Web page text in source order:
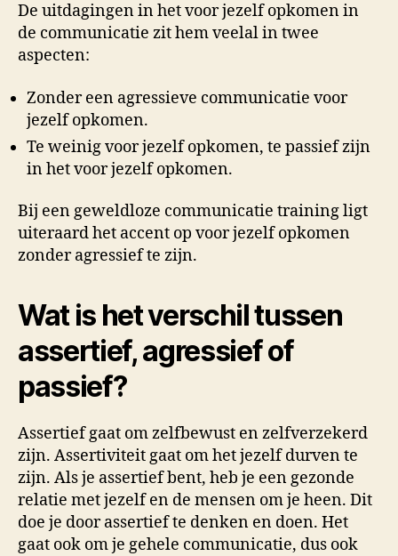
De uitdagingen in het voor jezelf opkomen in
de communicatie zit hem veelal in twee
aspecten:
Zonder een agressieve communicatie voor
jezelf opkomen.
Te weinig voor jezelf opkomen, te passief zijn
in het voor jezelf opkomen.
Bij een geweldloze communicatie training ligt
uiteraard het accent op voor jezelf opkomen
zonder agressief te zijn.
Wat is het verschil tussen
assertief, agressief of
passief?
Assertief gaat om zelfbewust en zelfverzekerd
zijn. Assertiviteit gaat om het jezelf durven te
zijn. Als je assertief bent, heb je een gezonde
relatie met jezelf en de mensen om je heen. Dit
doe je door assertief te denken en doen. Het
gaat ook om je gehele communicatie, dus ook